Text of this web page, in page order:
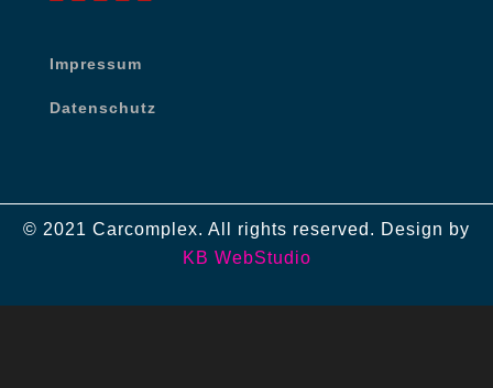
Impressum
Datenschutz
© 2021 Carcomplex. All rights reserved. Design by
KB WebStudio